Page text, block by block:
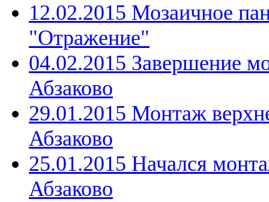
12.02.2015 Мозаичное
"Отражение"
04.02.2015 Завершение
Абзаково
29.01.2015 Монтаж
Абзаково
25.01.2015 Начался
Абзаково